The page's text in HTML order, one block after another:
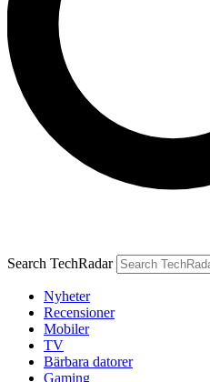
Search TechRadar
Nyheter
Recensioner
Mobiler
TV
Bärbara datorer
Gaming